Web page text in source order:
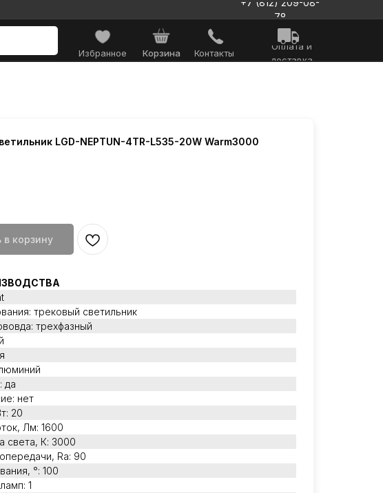
+7 (812) 209-08-
78
Оплата и
доставка
Контакты
Избранное Корзина
LGD-NEPTUN-4TR-L535-20W Warm3000
корзину
трековый светильник
трехфазный
да
нет
20
Лм: 1600
света, К: 3000
Ra: 90
°: 100
1